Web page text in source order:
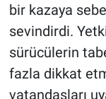
bir kazaya
sevindirdi.
sürücülerin
fazla dikkat
vatandaşları